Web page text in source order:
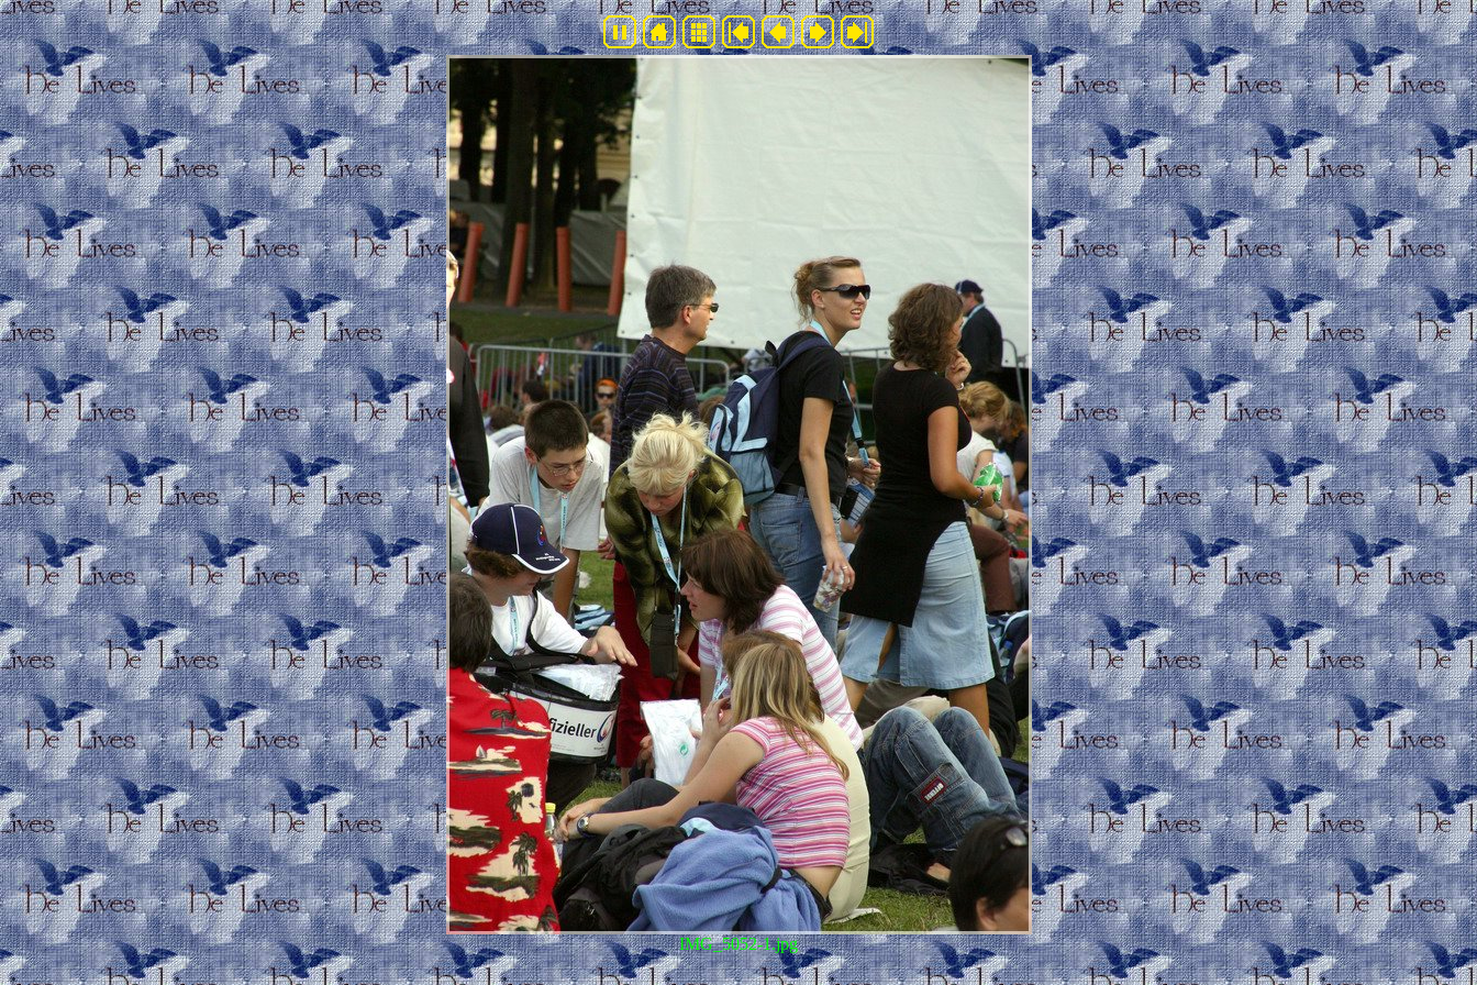
IMG_5052-1.jpg